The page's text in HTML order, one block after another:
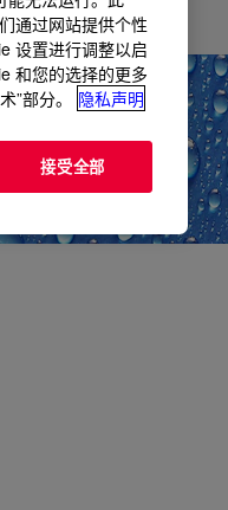
通过网站提供个性
设置进行调整以启
和您的选择的更多
部分。
隐私声明
接受全部